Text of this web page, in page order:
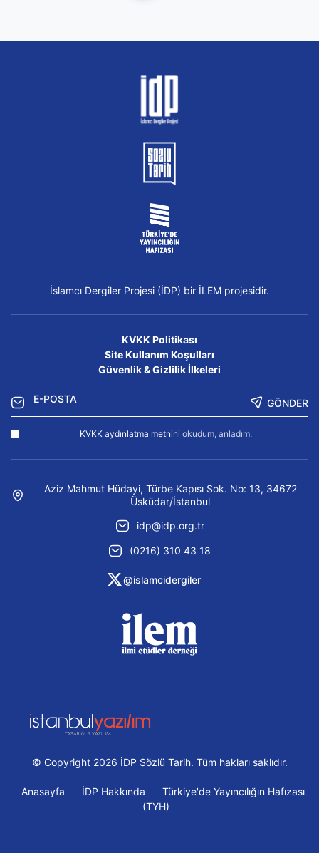
İslamcı Dergiler Projesi (İDP) bir İLEM projesidir.
KVKK Politikası
Site Kullanım Koşulları
Güvenlik & Gizlilik İlkeleri
GÖNDER
KVKK aydınlatma metnini okudum, anladım.
Aziz Mahmut Hüdayi, Türbe Kapısı Sok. No: 13, 34672
Üsküdar/İstanbul
idp@idp.org.tr
(0216) 310 43 18
@islamcidergiler
© Copyright 2026 İDP Sözlü Tarih. Tüm hakları saklıdır.
Anasayfa İDP Hakkında
Türkiye'de Yayıncılığın Hafızası
(TYH)